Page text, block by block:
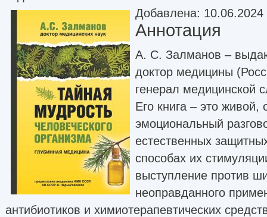
Добавлена: 10.06.2024
Аннотация
А. С. Залманов –
доктор медицины
генерал медицинской
Его книга – это живой,
эмоциональный
естественных
способах их
выступление против
неоправданного
антибиотиков и химиотерапевтических